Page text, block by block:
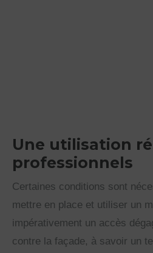
Une utilisation
professionnels
Certaines conditions sont
mettre en place et utiliser un
impérativement un accès
contre la façade, à savoir un